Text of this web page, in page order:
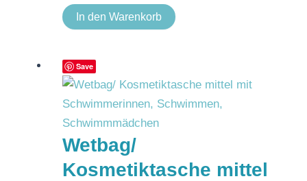
In den Warenkorb
Save
Wetbag/
Kosmetiktasche mittel